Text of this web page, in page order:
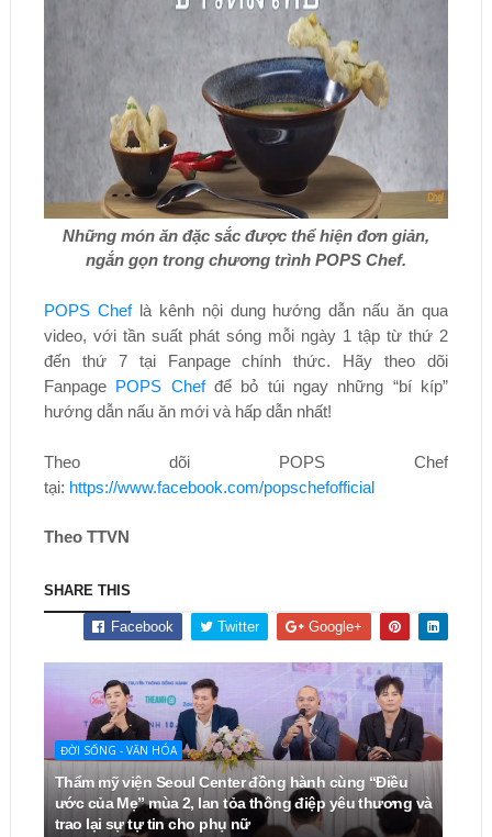
Những món ăn đặc sắc được thể hiện đơn giản,
ngắn gọn trong chương trình POPS Chef.
POPS Cheflà kênh nội dung hướng dẫn nấu ăn qua
video, với tần suất phát sóng mỗi ngày 1 tập từ thứ 2
đến thứ 7 tại Fanpage chính thức. Hãy theo dõi
Fanpage POPS Chefđể bỏ túi ngay những “bí kíp”
hướng dẫn nấu ăn mới và hấp dẫn nhất!
Theo dõi POPS Chef
tại: https://www.facebook.com/popschefofficial
Theo TTVN
SHARE THIS
Facebook Twitter Google+
ĐỜI SỐNG - VĂN HÓA
Thẩm mỹ viện Seoul Center đồng hành cùng “Điều
ước của Mẹ” mùa 2, lan tỏa thông điệp yêu thương và
trao lại sự tự tin cho phụ nữ